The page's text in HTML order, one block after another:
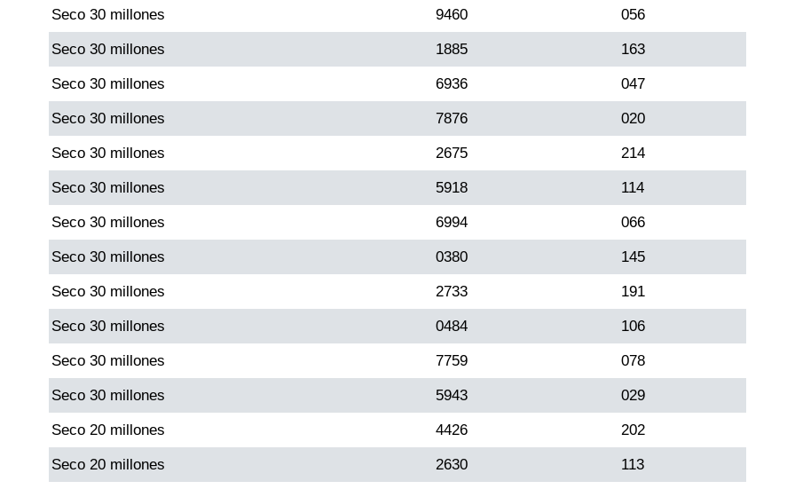
Dorado Noche
Fantástica Día
Fantástica Noche
Motilon Tarde
Motilon Noche
Paisita Día
Paisita Noche
Paisita 3
Pick 3 Día
Seco 30 millones 9460 056
Seco 30 millones 1885 163
Seco 30 millones 6936 047
Seco 30 millones 7876 020
Seco 30 millones 2675 214
Seco 30 millones 5918 114
Seco 30 millones 6994 066
Seco 30 millones 0380 145
Seco 30 millones 2733 191
Seco 30 millones 0484 106
Seco 30 millones 7759 078
Seco 30 millones 5943 029
Seco 20 millones 4426 202
Seco 20 millones 2630 113